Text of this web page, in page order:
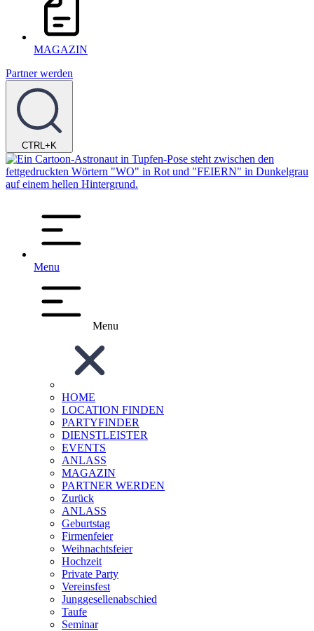
MAGAZIN
Partner werden
CTRL+K
Menu
Menu
HOME
LOCATION FINDEN
PARTYFINDER
DIENSTLEISTER
EVENTS
ANLASS
MAGAZIN
PARTNER WERDEN
Zurück
ANLASS
Geburtstag
Firmenfeier
Weihnachtsfeier
Hochzeit
Private Party
Vereinsfest
Junggesellenabschied
Taufe
Seminar